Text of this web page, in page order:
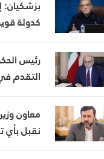
بزشكيان:
كدولة
رئيس
التقدم
من
معاون
نقبل